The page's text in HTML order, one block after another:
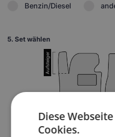
Benzin/Diesel
5. Set wählen
Diese
Cookies.